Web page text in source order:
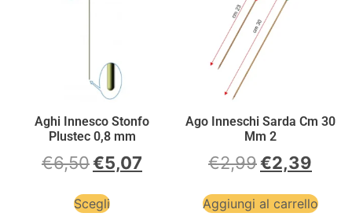
Aghi Innesco Stonfo
Plustec 0,8 mm
€6,50€5,07
Scegli
Ago Inneschi Sarda Cm 30
Mm 2
€2,99€2,39
Aggiungi al carrello